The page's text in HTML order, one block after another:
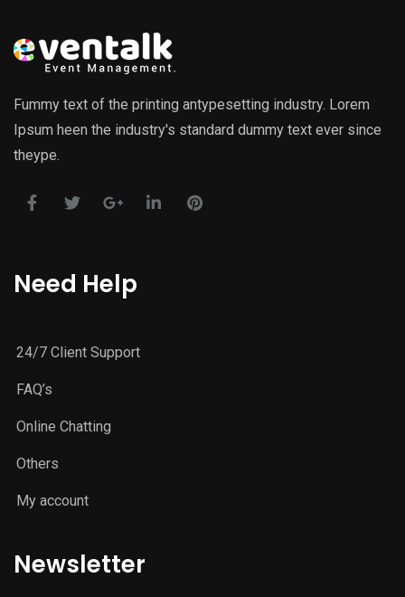
Fummy text of the printing antypesetting industry. Lorem
Ipsum heen the industry's standard dummy text ever since
theype.
Need Help
24/7 Client Support
FAQ’s
Online Chatting
Others
My account
Newsletter